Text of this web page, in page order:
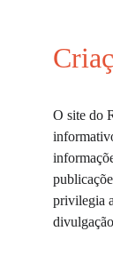
O site do
privilegia